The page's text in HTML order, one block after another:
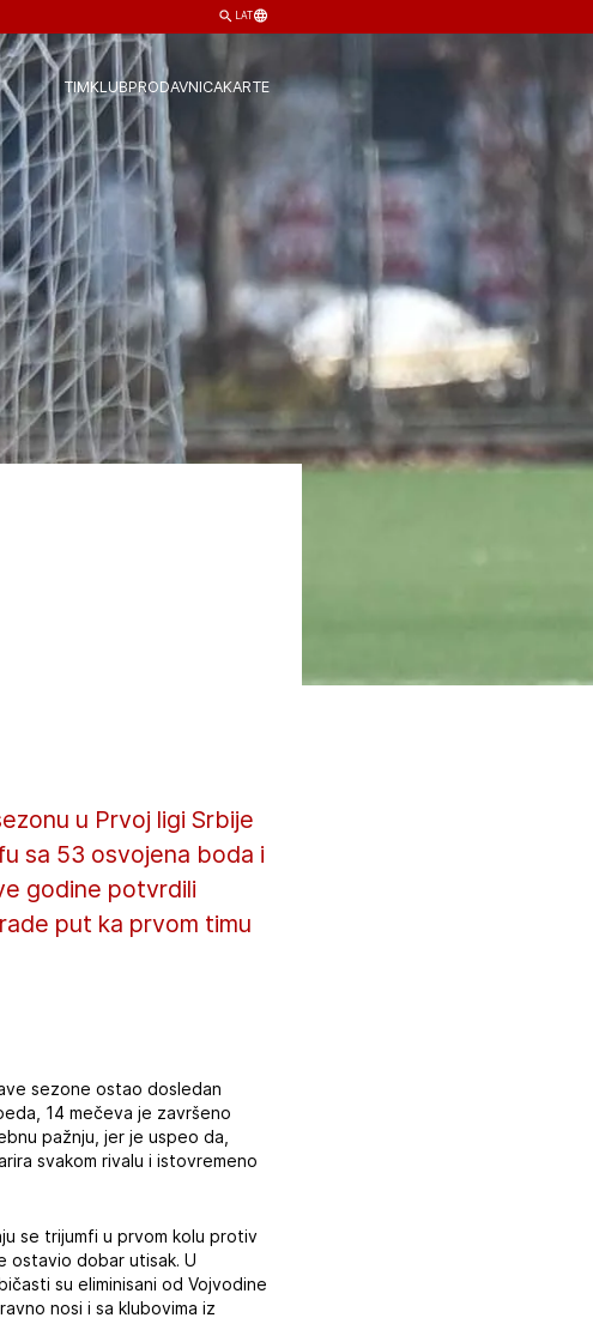
LAT
TIMKLUBPRODAVNICAKARTE
u Prvoj ligi Srbije
sa 53 osvojena boda i
godine potvrdili
put ka prvom timu
sezone ostao dosledan
14 mečeva je završeno
pažnju, jer je uspeo da,
svakom rivalu i istovremeno
se trijumfi u prvom kolu protiv
ostavio dobar utisak. U
su eliminisani od Vojvodine
nosi i sa klubovima iz